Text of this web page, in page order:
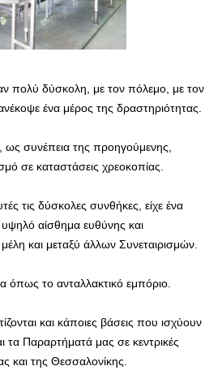
πολύ δύσκολη, με τον πόλεμο, με τον
ένα μέρος της δραστηριότητας.
ως συνέπεια της προηγούμενης,
σε καταστάσεις χρεοκοπίας.
τις δύσκολες συνθήκες, είχε ένα
αίσθημα ευθύνης και
και μεταξύ άλλων Συνεταιρισμών.
όπως το ανταλλακτικό εμπόριο.
και κάποιες βάσεις που ισχύουν
τα Παραρτήματά μας σε κεντρικές
και της Θεσσαλονίκης.